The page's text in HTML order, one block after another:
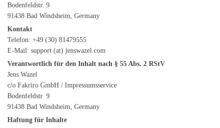
Bodenfeldstr. 9
91438 Bad Windsheim, Germany
Kontakt
Telefon: +49 (30) 81479555
E-Mail: support (at) jenswazel.com
Verantwortlich für den Inhalt nach § 55 Abs. 2 RStV
Jens Wazel
c/o Fakriro GmbH / Impressumsservice
Bodenfeldstr. 9
91438 Bad Windsheim, Germany
Haftung für Inhalte